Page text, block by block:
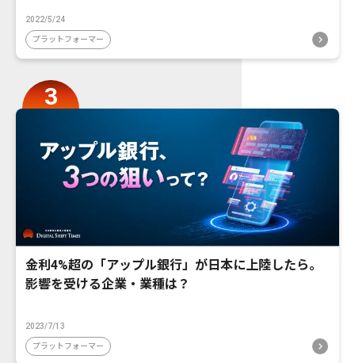
2022/5/24
プラットフォーマー
金利4%超の「アップル銀行」が日本に上陸したら。
影響を受ける企業・業種は？
2023/7/13
プラットフォーマー